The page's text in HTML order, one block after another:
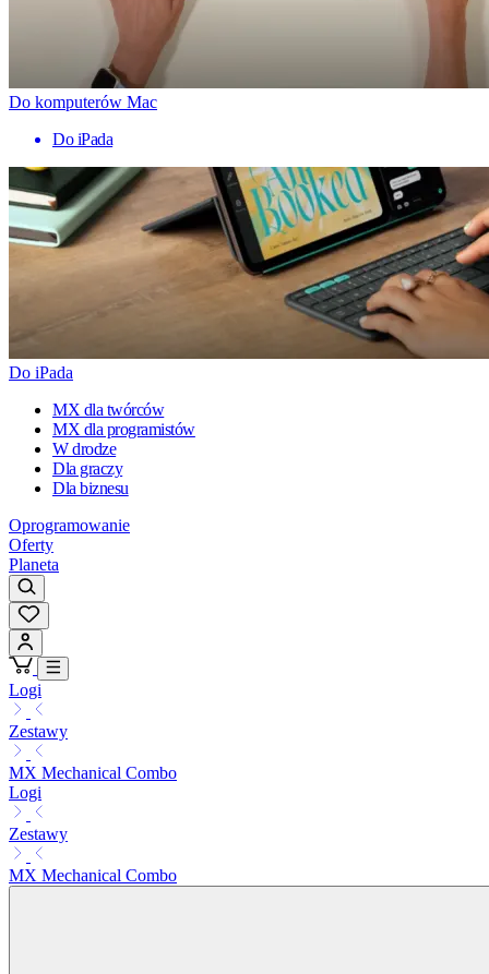
Do komputerów Mac
Do iPada
Do iPada
MX dla twórców
MX dla programistów
W drodze
Dla graczy
Dla biznesu
Oprogramowanie
Oferty
Planeta
Logi
Zestawy
MX Mechanical Combo
Logi
Zestawy
MX Mechanical Combo